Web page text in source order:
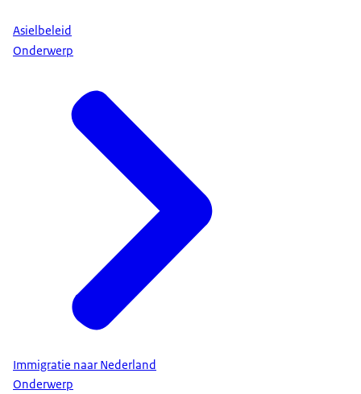
Asielbeleid
Onderwerp
Immigratie naar Nederland
Onderwerp